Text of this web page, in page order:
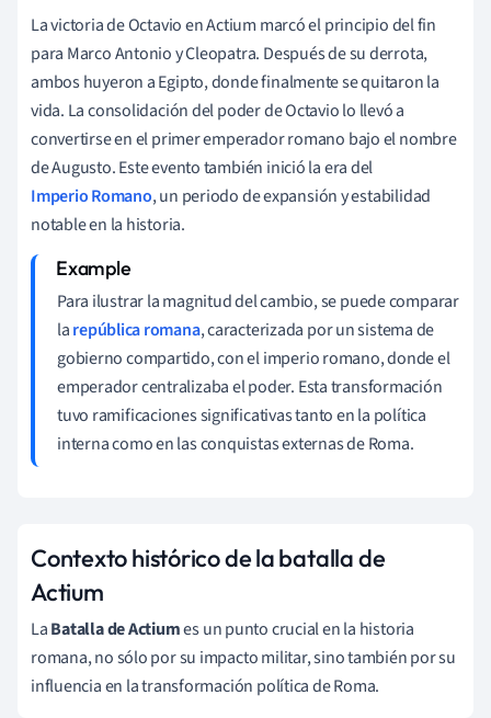
La victoria de Octavio en Actium marcó el principio del fin
para Marco Antonio y Cleopatra. Después de su derrota,
ambos huyeron a Egipto, donde finalmente se quitaron la
vida. La consolidación del poder de Octavio lo llevó a
convertirse en el primer emperador romano bajo el nombre
de Augusto. Este evento también inició la era del
Imperio Romano, un periodo de expansión y estabilidad
notable en la historia.
Para ilustrar la magnitud del cambio, se puede comparar
larepública romana, caracterizada por un sistema de
gobierno compartido, con el imperio romano, donde el
emperador centralizaba el poder. Esta transformación
tuvo ramificaciones significativas tanto en la política
interna como en las conquistas externas de Roma.
Contexto histórico de la batalla de
Actium
LaBatalla de Actiumes un punto crucial en la historia
romana, no sólo por su impacto militar, sino también por su
influencia en la transformación política de Roma.